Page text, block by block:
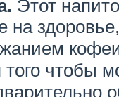
Этот
на
чтобы